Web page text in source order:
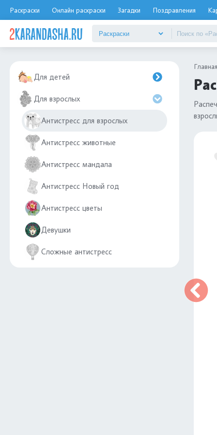
Раскраски Онлайн раскраски Загадки Поздравления
Для детей
Для взрослых
Антистресс для взрослых
Антистресс животные
Антистресс мандала
Антистресс Новый год
Антистресс цветы
Девушки
Сложные антистресс
Главная